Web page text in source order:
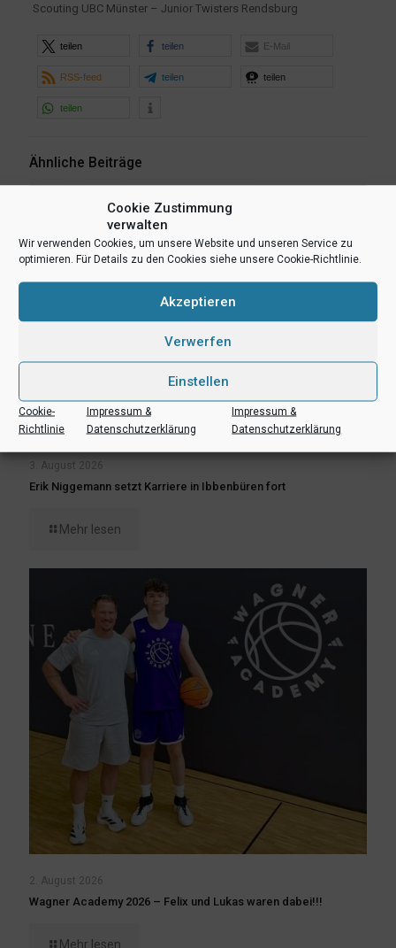
Cookie Zustimmung
verwalten
Wir verwenden Cookies, um unsere Website und unseren Service zu
optimieren. Für Details zu den Cookies siehe unsere Cookie-Richtlinie.
Akzeptieren
Verwerfen
Einstellen
Cookie-
Richtlinie
Impressum &
Datenschutzerklärung
Impressum &
Datenschutzerklärung
Scouting UBC Münster – Junior Twisters Rendsburg
teilen teilen E-Mail
RSS-feed teilen teilen
teilen
Ähnliche Beiträge
3. August 2026
Erik Niggemann setzt Karriere in Ibbenbüren fort
Mehr lesen
2. August 2026
Wagner Academy 2026 – Felix und Lukas waren dabei!!!
Mehr lesen